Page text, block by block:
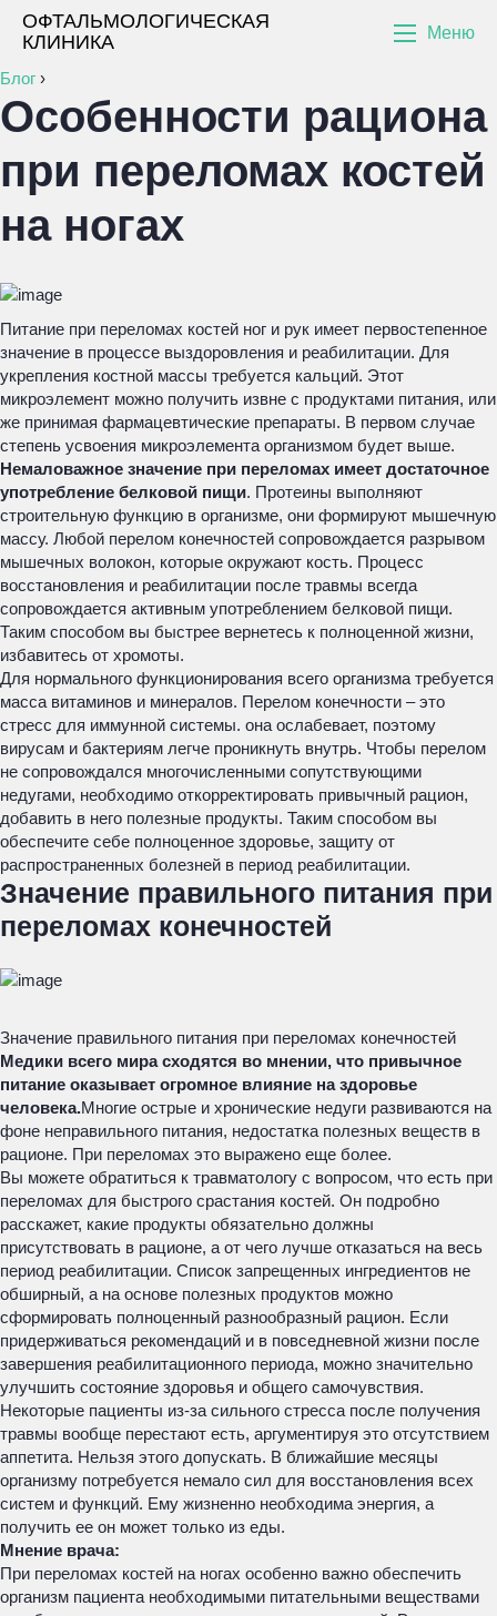
ОФТАЛЬМОЛОГИЧЕСКАЯ
КЛИНИКА
Меню
Блог ›
Особенности рациона
при переломах костей
на ногах
Питание при переломах костей ног и рук имеет первостепенное
значение в процессе выздоровления и реабилитации. Для
укрепления костной массы требуется кальций. Этот
микроэлемент можно получить извне с продуктами питания, или
же принимая фармацевтические препараты. В первом случае
степень усвоения микроэлемента организмом будет выше.
Немаловажное значение при переломах имеет достаточное
употребление белковой пищи. Протеины выполняют
строительную функцию в организме, они формируют мышечную
массу. Любой перелом конечностей сопровождается разрывом
мышечных волокон, которые окружают кость. Процесс
восстановления и реабилитации после травмы всегда
сопровождается активным употреблением белковой пищи.
Таким способом вы быстрее вернетесь к полноценной жизни,
избавитесь от хромоты.
Для нормального функционирования всего организма требуется
масса витаминов и минералов. Перелом конечности – это
стресс для иммунной системы. она ослабевает, поэтому
вирусам и бактериям легче проникнуть внутрь. Чтобы перелом
не сопровождался многочисленными сопутствующими
недугами, необходимо откорректировать привычный рацион,
добавить в него полезные продукты. Таким способом вы
обеспечите себе полноценное здоровье, защиту от
распространенных болезней в период реабилитации.
Значение правильного питания при
переломах конечностей
Значение правильного питания при переломах конечностей
Медики всего мира сходятся во мнении, что привычное
питание оказывает огромное влияние на здоровье
человека.Многие острые и хронические недуги развиваются на
фоне неправильного питания, недостатка полезных веществ в
рационе. При переломах это выражено еще более.
Вы можете обратиться к травматологу с вопросом, что есть при
переломах для быстрого срастания костей. Он подробно
расскажет, какие продукты обязательно должны
присутствовать в рационе, а от чего лучше отказаться на весь
период реабилитации. Список запрещенных ингредиентов не
обширный, а на основе полезных продуктов можно
сформировать полноценный разнообразный рацион. Если
придерживаться рекомендаций и в повседневной жизни после
завершения реабилитационного периода, можно значительно
улучшить состояние здоровья и общего самочувствия.
Некоторые пациенты из-за сильного стресса после получения
травмы вообще перестают есть, аргументируя это отсутствием
аппетита. Нельзя этого допускать. В ближайшие месяцы
организму потребуется немало сил для восстановления всех
систем и функций. Ему жизненно необходима энергия, а
получить ее он может только из еды.
Мнение врача:
При переломах костей на ногах особенно важно обеспечить
организм пациента необходимыми питательными веществами